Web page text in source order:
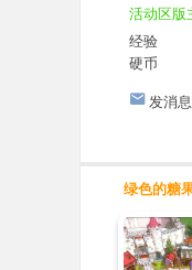
活动区版
经验
硬币
发消息
绿色的糖